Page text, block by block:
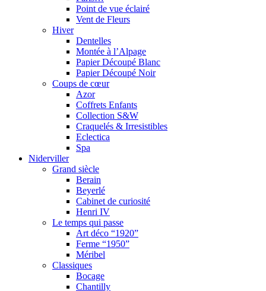
Point de vue éclairé
Vent de Fleurs
Hiver
Dentelles
Montée à l’Alpage
Papier Découpé Blanc
Papier Découpé Noir
Coups de cœur
Azor
Coffrets Enfants
Collection S&W
Craquelés & Irresistibles
Eclectica
Spa
Niderviller
Grand siècle
Berain
Beyerlé
Cabinet de curiosité
Henri IV
Le temps qui passe
Art déco “1920”
Ferme “1950”
Méribel
Classiques
Bocage
Chantilly